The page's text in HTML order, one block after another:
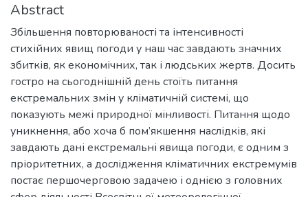
Abstract
Збільшення повторюваності та інтенсивності
стихійних явищ погоди у наш час завдають значних
збитків, як економічних, так і людських жертв. Досить
гостро на сьогоднішній день стоїть питання
екстремальних змін у кліматичній системі, що
показують межі природної мінливості. Питання щодо
уникнення, або хоча б пом’якшення наслідків, які
завдають дані екстремальні явища погоди, є одним з
пріоритетних, а дослідження кліматичних екстремумів
постає першочерговою задачею і однією з головних